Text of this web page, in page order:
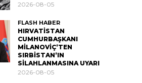
2026-08-05
FLASH HABER
HIRVATİSTAN
CUMHURBAŞKANI
MİLANOVİÇ’TEN
SIRBİSTAN’IN
SİLAHLANMASINA UYARI
2026-08-05